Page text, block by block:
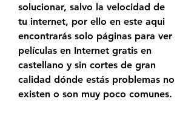
solucionar, salvo la velocidad de
tu internet, por ello en este aqui
encontrarás solo páginas para ver
películas en Internet gratis en
castellano y sin cortes de gran
calidad dónde estás problemas no
existen o son muy poco comunes.